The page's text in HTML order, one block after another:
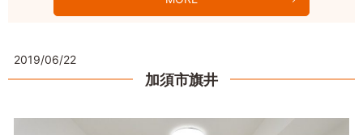
2019/06/22
加須市旗井